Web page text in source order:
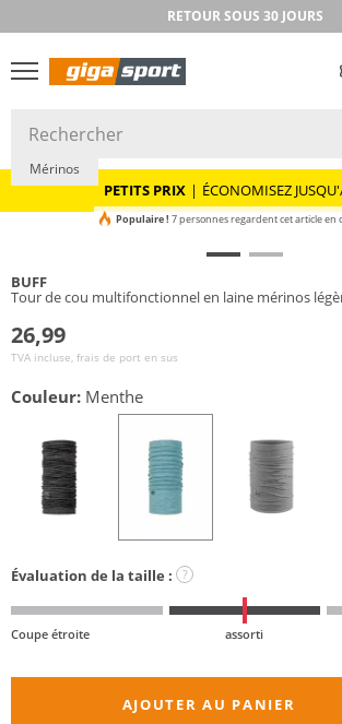
RETOUR SOUS 30 JOURS
PETITS PRIX
PETITS PRIX | ÉCONOMISEZ
Durable
Mérinos
Populaire ! 7 personnes regardent cet article en
BUFF
Tour de cou multifonctionnel en laine mérinos
26,99
TVA incluse, frais de port en sus
Couleur: Menthe
Évaluation de la taille : ?
Coupe étroite assorti
AJOUTER AU PANIER